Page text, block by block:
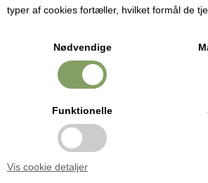
typer af cookies fortæller, hvilket formål de
Nødvendige
Funktionelle
Vis cookie detaljer
Pris ved 1 stk.
låg og er velegnet til påfyldning af most, vin,
flasker eller anden emballage.